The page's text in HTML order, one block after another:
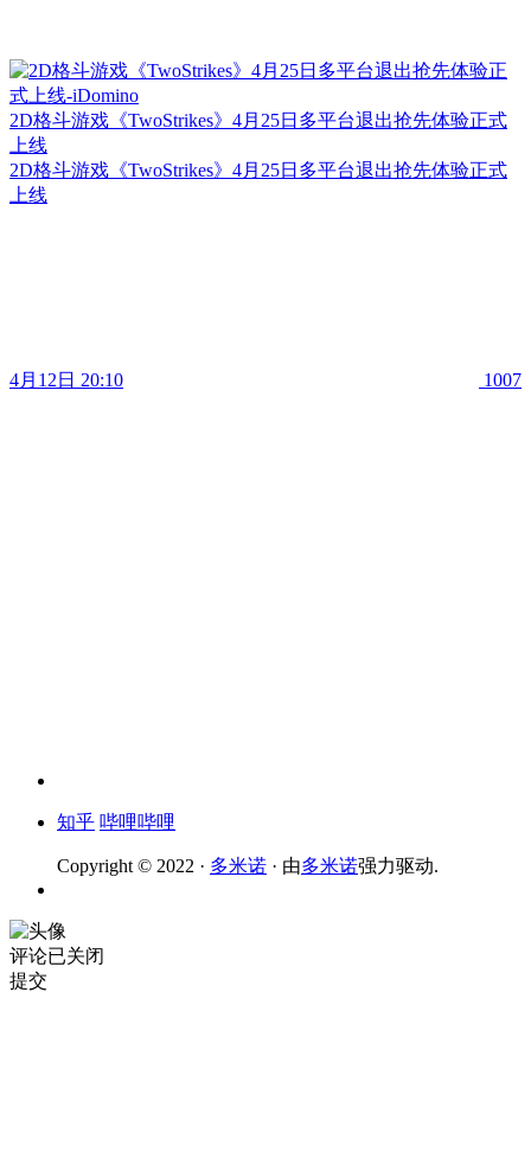
2D格斗游戏《TwoStrikes》4月25日多平台退出抢先体验正式
上线
2D格斗游戏《TwoStrikes》4月25日多平台退出抢先体验正式
上线
4月12日 20:10 1007
知乎 哔哩哔哩
Copyright © 2022 · 多米诺 · 由多米诺强力驱动.
评论已关闭
提交